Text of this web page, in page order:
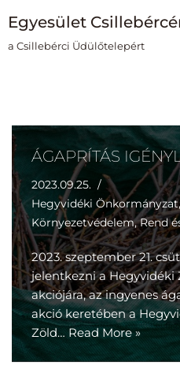
Skip
Egyesület
a Csillebérci Üdülőtelepért
ÁGAPRÍTÁS
2023.09.25.
Hegyvidéki Önkormányzat
Környezetvédelem,Rend
2023. szeptember 21.
jelentkezni a Hegyvidéki
akciójára, az ingyenes
akció keretében a
Zöld… Read More »